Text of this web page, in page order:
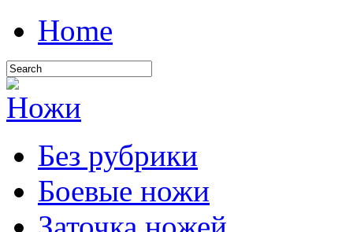
Home
Без рубрики
Боевые ножи